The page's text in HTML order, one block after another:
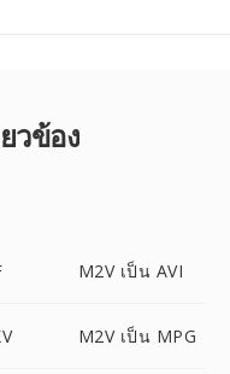
วข้อง
M2V เป็น AVI
M2V เป็น MPG